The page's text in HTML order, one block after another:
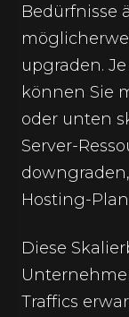
Bedürfnisse
upgraden.
können Sie
oder unten
Server-
Hosting-
Diese
Traffics